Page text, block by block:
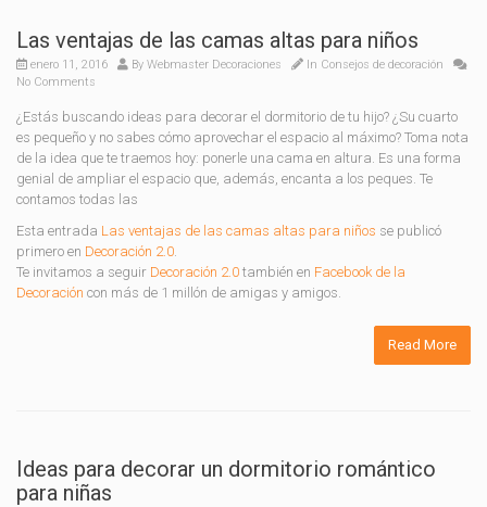
Las ventajas de las camas altas para niños
enero 11, 2016 By Webmaster Decoraciones In Consejos de decoración
No Comments
¿Estás buscando ideas para decorar el dormitorio de tu hijo? ¿Su cuarto
es pequeño y no sabes cómo aprovechar el espacio al máximo? Toma nota
de la idea que te traemos hoy: ponerle una cama en altura. Es una forma
genial de ampliar el espacio que, además, encanta a los peques. Te
contamos todas las
Esta entrada Las ventajas de las camas altas para niños se publicó
primero en Decoración 2.0.
Te invitamos a seguir Decoración 2.0 también en Facebook de la
Decoración con más de 1 millón de amigas y amigos.
Read More
Ideas para decorar un dormitorio romántico
para niñas